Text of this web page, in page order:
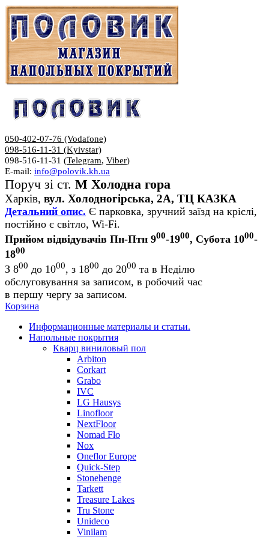
050-402-07-76 (Vodafone)
098-516-11-31 (Kyivstar)
098-516-11-31 (Telegram, Viber)
E-mail: info@polovik.kh.ua
Поруч зі ст. М Холодна гора
Харків, вул. Холодногірська, 2А, ТЦ КАЗКА
Детальний опис. Є парковка, зручний заїзд на кріслі,
постійно є світло, Wi-Fi.
Прийом відвідувачів Пн-Птн 900-1900, Субота 1000-
1800
З 800 до 1000, з 1800 до 2000 та в Неділю
обслуговування за записом, в робочий час
в першу чергу за записом.
Корзина
Информационные материалы и статьи.
Напольные покрытия
Кварц виниловый пол
Arbiton
Corkart
Grabo
IVC
LG Hausys
Linofloor
NextFloor
Nomad Flo
Nox
Oneflor Europe
Quick-Step
Stonehenge
Tarkett
Treasure Lakes
Tru Stone
Unideco
Vinilam